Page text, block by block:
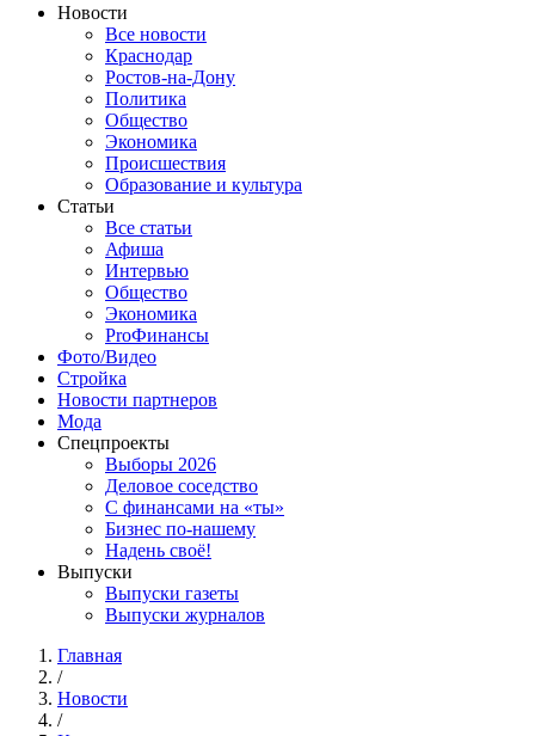
Новости
Все новости
Краснодар
Ростов-на-Дону
Политика
Общество
Экономика
Происшествия
Образование и культура
Статьи
Все статьи
Афиша
Интервью
Общество
Экономика
ProФинансы
Фото/Видео
Стройка
Новости партнеров
Мода
Спецпроекты
Выборы 2026
Деловое соседство
С финансами на «ты»
Бизнес по-нашему
Надень своё!
Выпуски
Выпуски газеты
Выпуски журналов
Главная
/
Новости
/